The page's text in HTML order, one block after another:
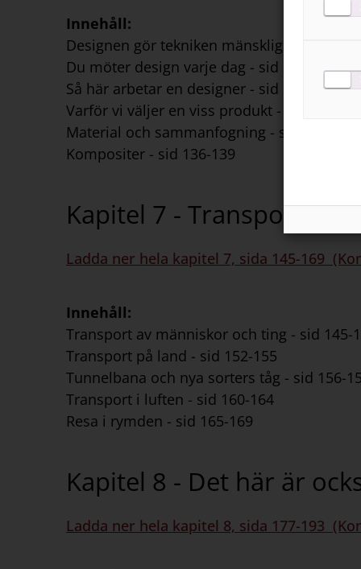
Innehåll:
Designen gör tekniken mänsklig - sid 119-
Du möter design varje dag - sid 123-124
Så här arbetar en designer - sid 125-128
Varför vi väljer en viss produkt - sid 129-130
Material och sammanfogning - sid 131-135
Kompositer - sid 136-139
Kapitel 7 - Transport av
Ladda ner hela kapitel 7, sida 145-169
Innehåll:
Transport av människor och ting - sid 145-
Transport på land - sid 152-155
Tunnelbana och nya sorters tåg - sid 156-
Transport i luften - sid 160-164
Resa i rymden - sid 165-169
Kapitel 8 - Det här är
Ladda ner hela kapitel 8, sida 177-193